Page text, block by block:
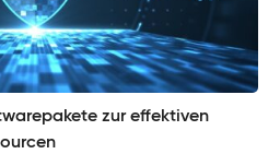
zur effektiven